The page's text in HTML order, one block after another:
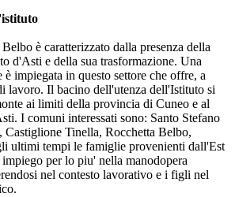
è caratterizzato dalla presenza della
d'Asti e della sua trasformazione. Una
impiegata in questo settore che offre, a
lavoro. Il bacino dell'utenza dell'Istituto si
ai limiti della provincia di Cuneo e al
I comuni interessati sono: Santo Stefano
Castiglione Tinella, Rocchetta Belbo,
ultimi tempi le famiglie provenienti dall'Est
impiego per lo piu' nella manodopera
nel contesto lavorativo e i figli nel